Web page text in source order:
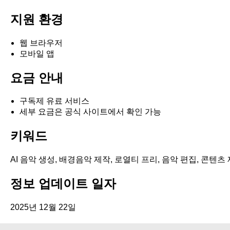
지원 환경
웹 브라우저
모바일 앱
요금 안내
구독제 유료 서비스
세부 요금은 공식 사이트에서 확인 가능
키워드
AI 음악 생성, 배경음악 제작, 로열티 프리, 음악 편집, 콘텐츠
정보 업데이트 일자
2025년 12월 22일